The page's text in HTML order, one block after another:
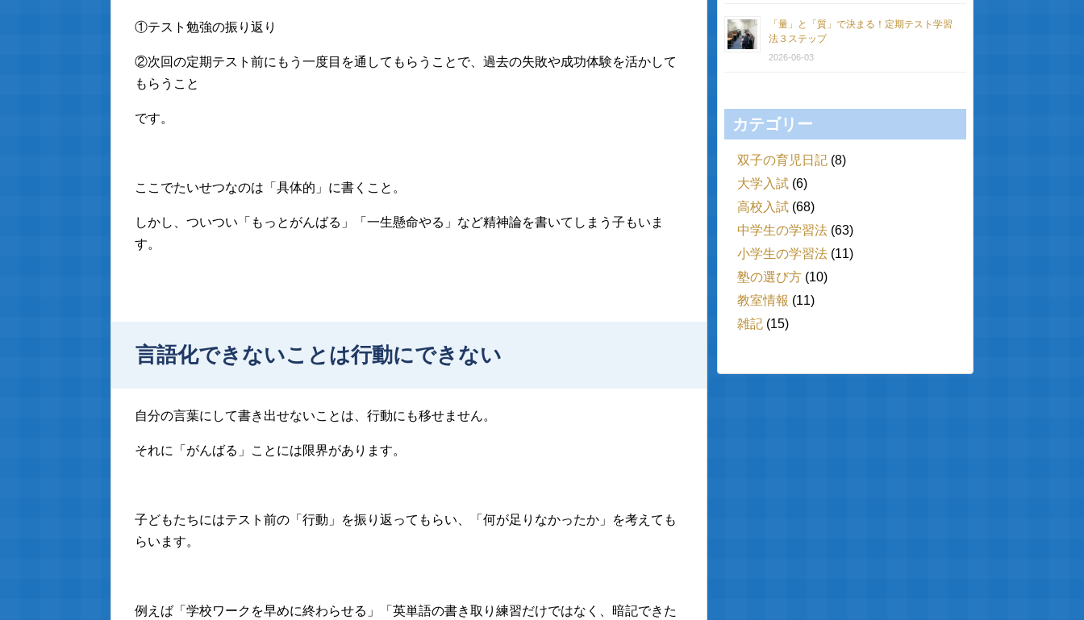
①テスト勉強の振り返り
②次回の定期テスト前にもう一度目を通してもらうことで、過去の失敗や成功体験を活かして
もらうこと
です。
ここでたいせつなのは「具体的」に書くこと。
しかし、ついつい「もっとがんばる」「一生懸命やる」など精神論を書いてしまう子もいま
す。
言語化できないことは行動にできない
自分の言葉にして書き出せないことは、行動にも移せません。
それに「がんばる」ことには限界があります。
子どもたちにはテスト前の「行動」を振り返ってもらい、「何が足りなかったか」を考えても
らいます。
例えば「学校ワークを早めに終わらせる」「英単語の書き取り練習だけではなく、暗記できた
「量」と「質」で決まる！定期テスト学習
法３ステップ
2026-06-03
カテゴリー
双子の育児日記 (8)
大学入試 (6)
高校入試 (68)
中学生の学習法 (63)
小学生の学習法 (11)
塾の選び方 (10)
教室情報 (11)
雑記 (15)